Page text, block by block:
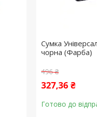
Сумка
чорна (Фарба)
496 ₴
327,36 ₴
Готово до